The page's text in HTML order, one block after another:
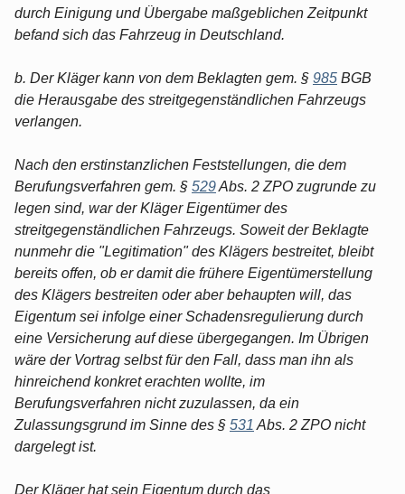
durch Einigung und Übergabe maßgeblichen Zeitpunkt
befand sich das Fahrzeug in Deutschland.
b. Der Kläger kann von dem Beklagten gem. § 985 BGB
die Herausgabe des streitgegenständlichen Fahrzeugs
verlangen.
Nach den erstinstanzlichen Feststellungen, die dem
Berufungsverfahren gem. § 529Abs. 2 ZPO zugrunde zu
legen sind, war der Kläger Eigentümer des
streitgegenständlichen Fahrzeugs. Soweit der Beklagte
nunmehr die "Legitimation" des Klägers bestreitet, bleibt
bereits offen, ob er damit die frühere Eigentümerstellung
des Klägers bestreiten oder aber behaupten will, das
Eigentum sei infolge einer Schadensregulierung durch
eine Versicherung auf diese übergegangen. Im Übrigen
wäre der Vortrag selbst für den Fall, dass man ihn als
hinreichend konkret erachten wollte, im
Berufungsverfahren nicht zuzulassen, da ein
Zulassungsgrund im Sinne des § 531 Abs. 2 ZPO nicht
dargelegt ist.
Der Kläger hat sein Eigentum durch das